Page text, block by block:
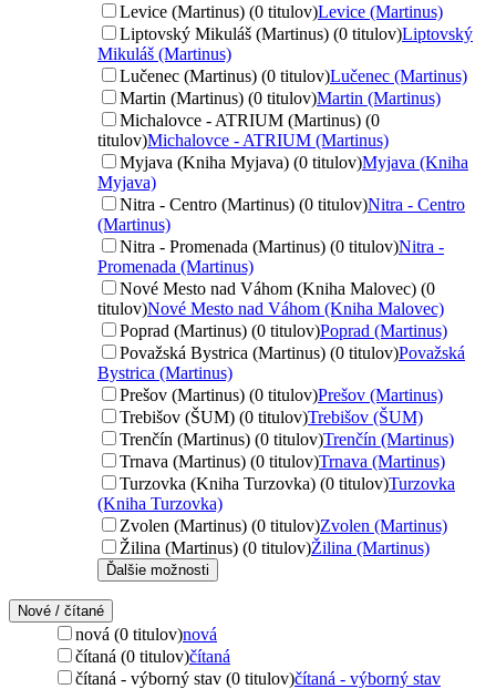
Levice (Martinus) (0 titulov)Levice (Martinus)
Liptovský Mikuláš (Martinus) (0 titulov)Liptovský
Mikuláš (Martinus)
Lučenec (Martinus) (0 titulov)Lučenec (Martinus)
Martin (Martinus) (0 titulov)Martin (Martinus)
Michalovce - ATRIUM (Martinus) (0
titulov)Michalovce - ATRIUM (Martinus)
Myjava (Kniha Myjava) (0 titulov)Myjava (Kniha
Myjava)
Nitra - Centro (Martinus) (0 titulov)Nitra - Centro
(Martinus)
Nitra - Promenada (Martinus) (0 titulov)Nitra -
Promenada (Martinus)
Nové Mesto nad Váhom (Kniha Malovec) (0
titulov)Nové Mesto nad Váhom (Kniha Malovec)
Poprad (Martinus) (0 titulov)Poprad (Martinus)
Považská Bystrica (Martinus) (0 titulov)Považská
Bystrica (Martinus)
Prešov (Martinus) (0 titulov)Prešov (Martinus)
Trebišov (ŠUM) (0 titulov)Trebišov (ŠUM)
Trenčín (Martinus) (0 titulov)Trenčín (Martinus)
Trnava (Martinus) (0 titulov)Trnava (Martinus)
Turzovka (Kniha Turzovka) (0 titulov)Turzovka
(Kniha Turzovka)
Zvolen (Martinus) (0 titulov)Zvolen (Martinus)
Žilina (Martinus) (0 titulov)Žilina (Martinus)
Ďalšie možnosti
Nové / čítané
nová (0 titulov)nová
čítaná (0 titulov)čítaná
čítaná - výborný stav (0 titulov)čítaná - výborný stav